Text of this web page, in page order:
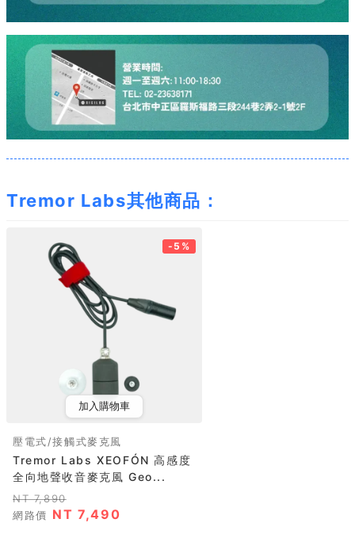
Tremor Labs其他商品：
-5%
加入購物車
壓電式/接觸式麥克風
Tremor Labs XEOFÓN 高感度
全向地聲收音麥克風 Geo...
NT 7,890
網路價 NT 7,490